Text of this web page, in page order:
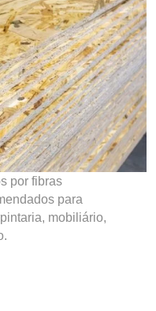
por fibras
para
mobiliário,